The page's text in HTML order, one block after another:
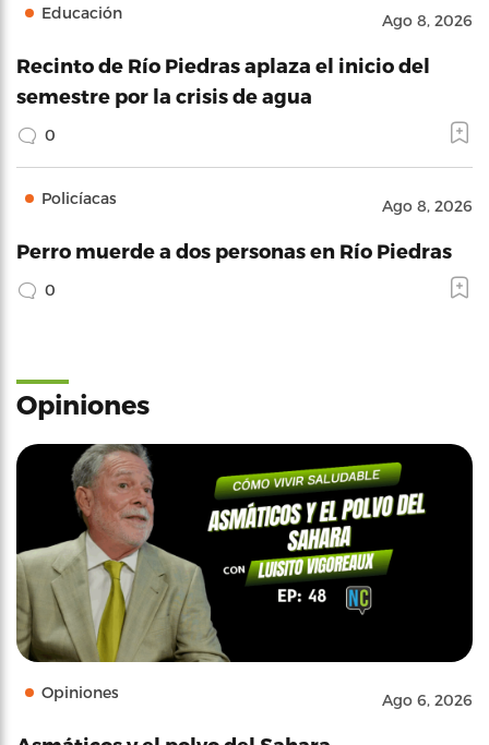
Educación Ago 8, 2026
Recinto de Río Piedras aplaza el inicio del
semestre por la crisis de agua
0
Policíacas Ago 8, 2026
Perro muerde a dos personas en Río Piedras
0
Opiniones
Opiniones Ago 6, 2026